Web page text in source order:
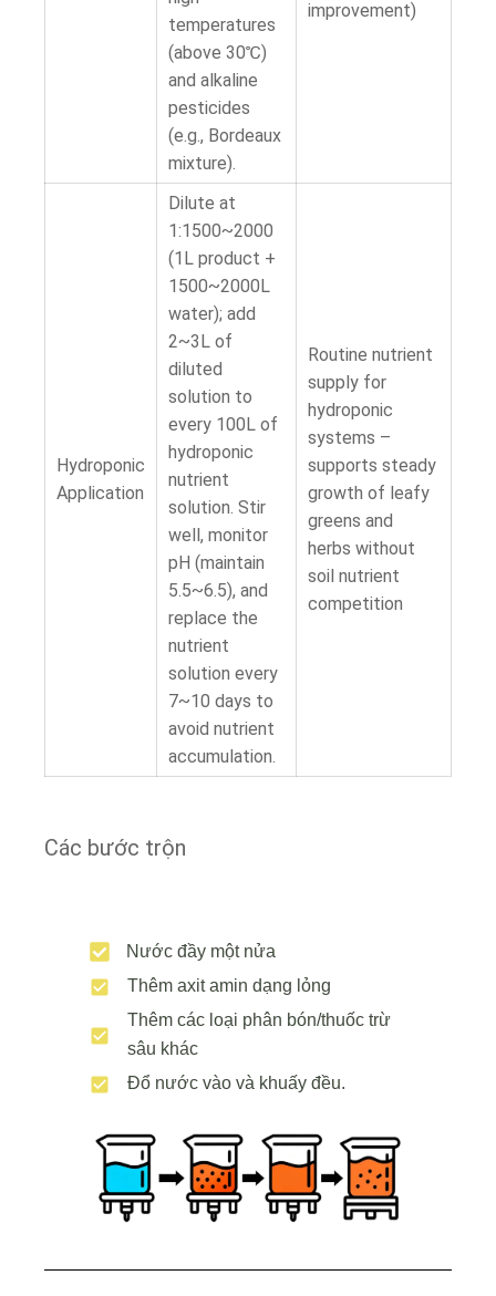
temperatures
(above 30℃)
and alkaline
pesticides
(e.g., Bordeaux
mixture).
improvement)
Hydroponic
Application
Dilute at
1:1500~2000
(1L product +
1500~2000L
water); add
2~3L of
diluted
solution to
every 100L of
hydroponic
nutrient
solution. Stir
well, monitor
pH (maintain
5.5~6.5), and
replace the
nutrient
solution every
7~10 days to
avoid nutrient
accumulation.
Routine nutrient
supply for
hydroponic
systems –
supports steady
growth of leafy
greens and
herbs without
soil nutrient
competition
Các bước trộn
Nước đầy một nửa
Thêm axit amin dạng lỏng
Thêm các loại phân bón/thuốc trừ
sâu khác
Đổ nước vào và khuấy đều.